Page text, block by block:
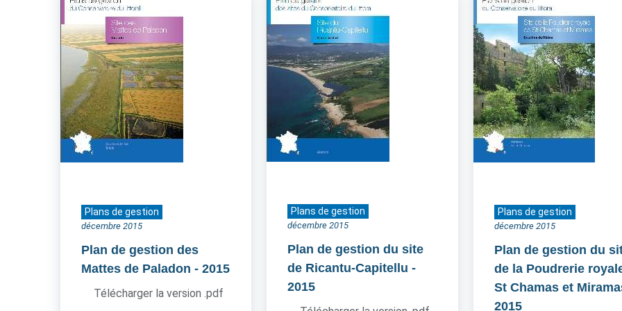
Plans de gestion
décembre 2015
Plan de gestion des
Mattes de Paladon - 2015
Télécharger la version .pdf
Plans de gestion
décembre 2015
Plan de gestion du site
de Ricantu-Capitellu -
2015
Plans de gestion
décembre 2015
Plan de gestion du
de la Poudrerie
St Chamas et
2015